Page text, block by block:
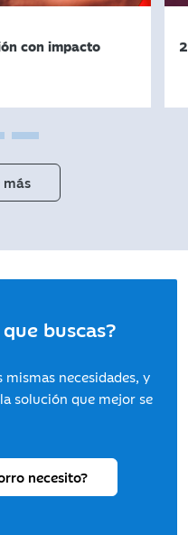
con impacto
más
buscas?
necesidades, y
solución que mejor se
necesito?